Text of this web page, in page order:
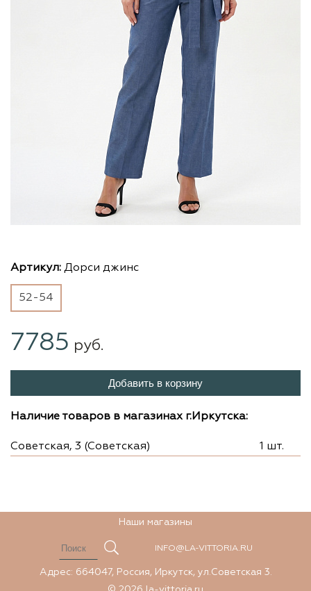
Артикул: Дорси джинс
52-54
7785 руб.
Добавить в корзину
Наличие товаров в магазинах г.Иркутска:
Советская, 3 (Советская) 1 шт.
Наши магазины
INFO@LA-VITTORIA.RU
Адрес: 664047, Россия, Иркутск, ул.Советская 3.